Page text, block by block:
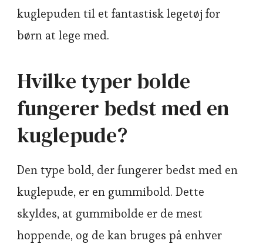
kuglepuden til et fantastisk legetøj for
børn at lege med.
Hvilke typer bolde
fungerer bedst med en
kuglepude?
Den type bold, der fungerer bedst med en
kuglepude, er en gummibold. Dette
skyldes, at gummibolde er de mest
hoppende, og de kan bruges på enhver